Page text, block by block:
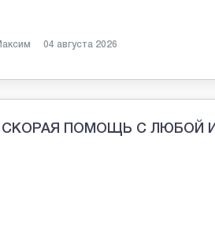
04 августа 2026
ПОМОЩЬ С ЛЮБОЙ